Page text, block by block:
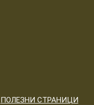
ПОЛЕЗНИ СТРАНИЦИ